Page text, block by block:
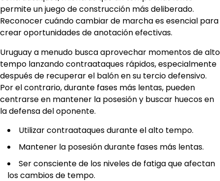
permite un juego de construcción más deliberado.
Reconocer cuándo cambiar de marcha es esencial para
crear oportunidades de anotación efectivas.
Uruguay a menudo busca aprovechar momentos de alto
tempo lanzando contraataques rápidos, especialmente
después de recuperar el balón en su tercio defensivo.
Por el contrario, durante fases más lentas, pueden
centrarse en mantener la posesión y buscar huecos en
la defensa del oponente.
Utilizar contraataques durante el alto tempo.
Mantener la posesión durante fases más lentas.
Ser consciente de los niveles de fatiga que afectan
los cambios de tempo.